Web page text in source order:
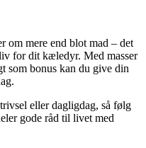
om mere end blot mad – det
for dit kæledyr. Med masser
som bonus kan du give din
eller dagligdag, så følg
gode råd til livet med